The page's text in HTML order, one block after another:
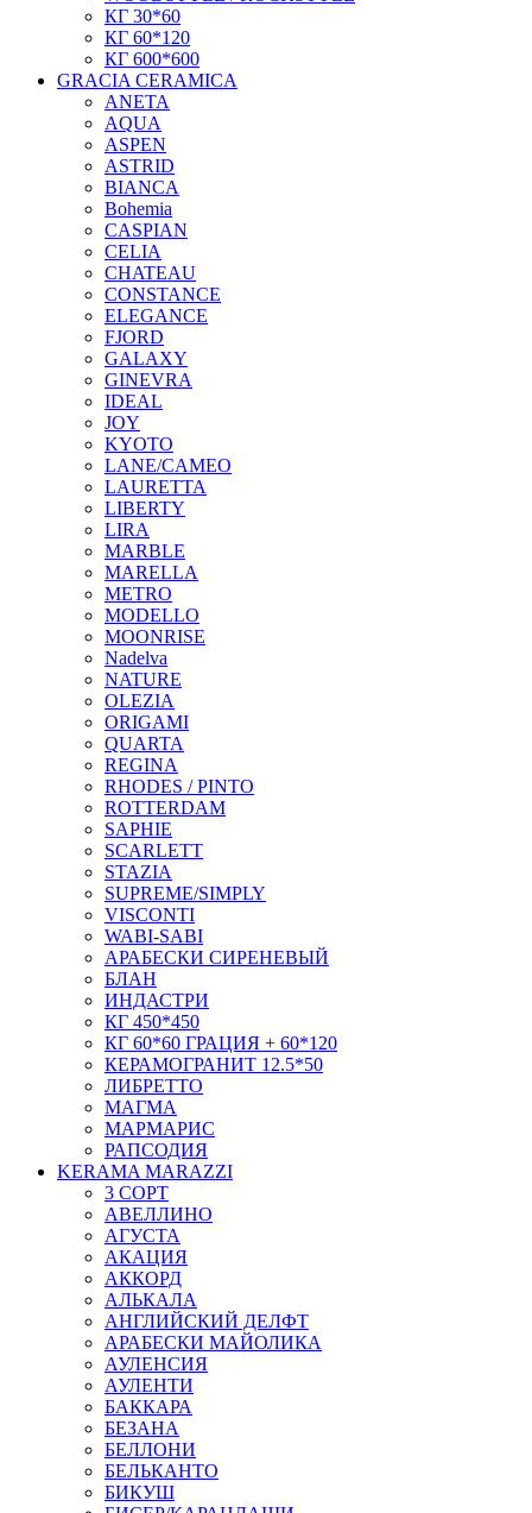
КГ 30*60
КГ 60*120
КГ 600*600
GRACIA CERAMICA
ANETA
AQUA
ASPEN
ASTRID
BIANCA
Bohemia
CASPIAN
CELIA
CHATEAU
CONSTANCE
ELEGANCE
FJORD
GALAXY
GINEVRA
IDEAL
JOY
KYOTO
LANE/CAMEO
LAURETTA
LIBERTY
LIRA
MARBLE
MARELLA
METRO
MODELLO
MOONRISE
Nadelva
NATURE
OLEZIA
ORIGAMI
QUARTA
REGINA
RHODES / PINTO
ROTTERDAM
SAPHIE
SCARLETT
STAZIA
SUPREME/SIMPLY
VISCONTI
WABI-SABI
АРАБЕСКИ СИРЕНЕВЫЙ
БЛАН
ИНДАСТРИ
КГ 450*450
КГ 60*60 ГРАЦИЯ + 60*120
КЕРАМОГРАНИТ 12.5*50
ЛИБРЕТТО
МАГМА
МАРМАРИС
РАПСОДИЯ
KERAMA MARAZZI
3 СОРТ
АВЕЛЛИНО
АГУСТА
АКАЦИЯ
АККОРД
АЛЬКАЛА
АНГЛИЙСКИЙ ДЕЛФТ
АРАБЕСКИ МАЙОЛИКА
АУЛЕНСИЯ
АУЛЕНТИ
БАККАРА
БЕЗАНА
БЕЛЛОНИ
БЕЛЬКАНТО
БИКУШ